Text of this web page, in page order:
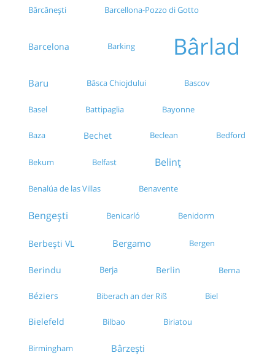
Bărcănești Barcellona-Pozzo di Gotto
Barcelona Barking Bârlad
Baru Bâsca Chiojdului Bascov
Basel Battipaglia Bayonne
Baza Bechet Beclean Bedford
Bekum Belfast Belinț
Benalúa de las Villas Benavente
Bengești Benicarló Benidorm
Berbești VL Bergamo Bergen
Berindu Berja Berlin Berna
Béziers Biberach an der Riß Biel
Bielefeld Bilbao Biriatou
Birmingham Bârzeşti